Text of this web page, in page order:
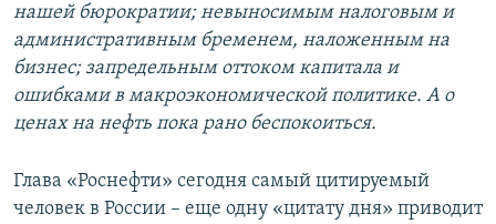
нашей бюрократии; невыносимым налоговым и
административным бременем, наложенным на
бизнес; запредельным оттоком капитала и
ошибками в макроэкономической политике. А о
ценах на нефть пока рано беспокоиться.
Глава «Роснефти» сегодня самый цитируемый
человек в России – еще одну «цитату дня» приводит